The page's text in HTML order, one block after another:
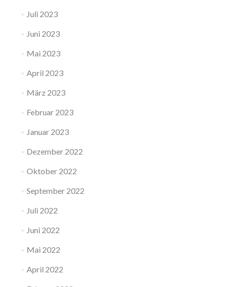
Juli 2023
Juni 2023
Mai 2023
April 2023
März 2023
Februar 2023
Januar 2023
Dezember 2022
Oktober 2022
September 2022
Juli 2022
Juni 2022
Mai 2022
April 2022